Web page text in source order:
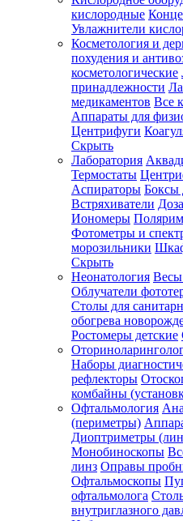
Зарегистрироваться
Зачем
регистрироваться?
Все
покупки
одном
месте
Личный
менеджер
Отслеживание
статуса
заказа
кислородные
Увлажнители
Косметология и
похудения и
косметологические
принадлежности
медикаментов Все
Аппараты для
Центрифуги
Скрыть
Лаборатория
Термостаты
Аспираторы Боксы
Встряхиватели
Иономеры
Фотометры и
морозильники
Скрыть
Неонатология
Облучатели
Столы для
обогрева
Ростомеры детские
Наборы
рефлекторы
комбайны
Офтальмология
(периметры)
Диоптриметры
Монобиноскопы
линз Оправы
Офтальмоскопы
офтальмолога
внутриглазного